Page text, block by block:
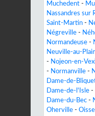
Muchedent -
Nassandres sur
Saint-Martin -
Négreville -
Normandeuse -
Neuville-au-
- Nojeon-en-
- Normanville -
Dame-de-
Dame-de-l'Isle -
Dame-du-Bec -
Oherville -